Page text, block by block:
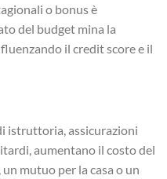
o bonus è
del budget mina la
il credit score e il
istruttoria, assicurazioni
aumentano il costo del
un mutuo per la casa o un